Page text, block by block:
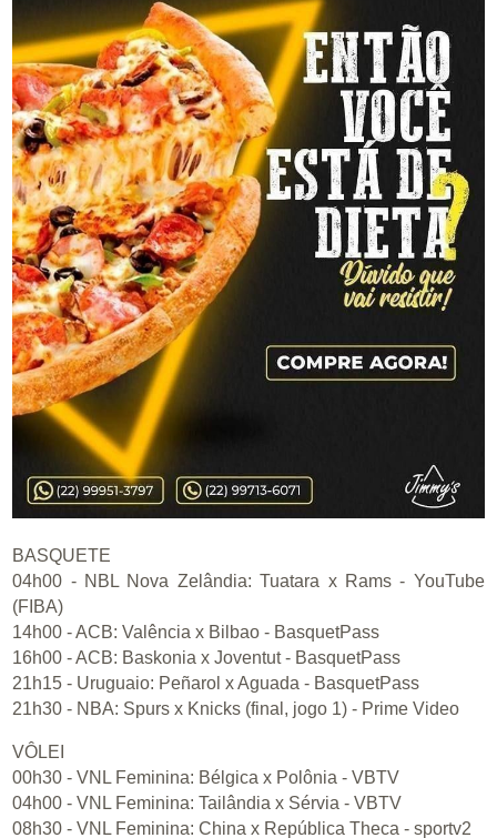
BASQUETE
04h00 - NBL Nova Zelândia: Tuatara x Rams - YouTube
(FIBA)
14h00 - ACB: Valência x Bilbao - BasquetPass
16h00 - ACB: Baskonia x Joventut - BasquetPass
21h15 - Uruguaio: Peñarol x Aguada - BasquetPass
21h30 - NBA: Spurs x Knicks (final, jogo 1) - Prime Video
VÔLEI
00h30 - VNL Feminina: Bélgica x Polônia - VBTV
04h00 - VNL Feminina: Tailândia x Sérvia - VBTV
08h30 - VNL Feminina: China x República Theca - sportv2